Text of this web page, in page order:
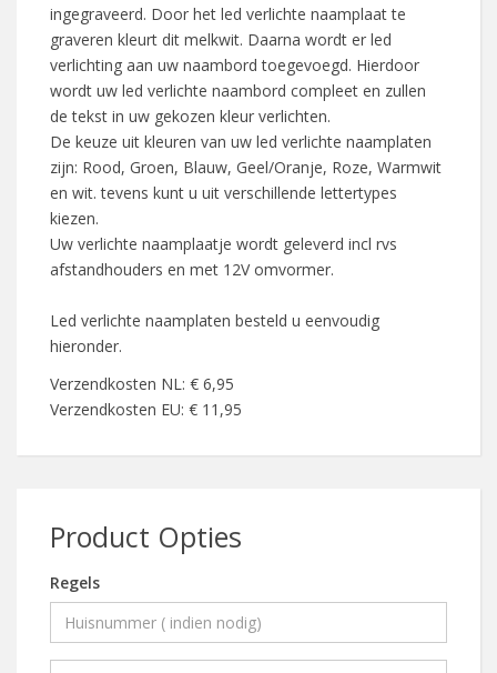
ingegraveerd. Door het led verlichte naamplaat te
graveren kleurt dit melkwit. Daarna wordt er led
verlichting aan uw naambord toegevoegd. Hierdoor
wordt uw led verlichte naambord compleet en zullen
de tekst in uw gekozen kleur verlichten.
De keuze uit kleuren van uw led verlichte naamplaten
zijn: Rood, Groen, Blauw, Geel/Oranje, Roze, Warmwit
en wit. tevens kunt u uit verschillende lettertypes
kiezen.
Uw verlichte naamplaatje wordt geleverd incl rvs
afstandhouders en met 12V omvormer.
Led verlichte naamplaten besteld u eenvoudig
hieronder.
Verzendkosten NL: € 6,95
Verzendkosten EU: € 11,95
Product Opties
Regels